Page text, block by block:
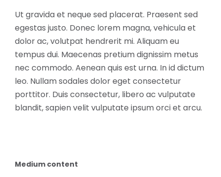
Ut gravida et neque sed placerat. Praesent sed
egestas justo. Donec lorem magna, vehicula et
dolor ac, volutpat hendrerit mi. Aliquam eu
tempus dui. Maecenas pretium dignissim metus
nec commodo. Aenean quis est urna. In id dictum
leo. Nullam sodales dolor eget consectetur
porttitor. Duis consectetur, libero ac vulputate
blandit, sapien velit vulputate ipsum orci et arcu.
Medium content